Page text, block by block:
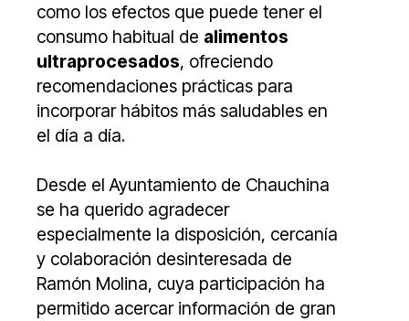
como los efectos que puede tener el
consumo habitual de alimentos
ultraprocesados, ofreciendo
recomendaciones prácticas para
incorporar hábitos más saludables en
el día a día.
Desde el Ayuntamiento de Chauchina
se ha querido agradecer
especialmente la disposición, cercanía
y colaboración desinteresada de
Ramón Molina, cuya participación ha
permitido acercar información de gran